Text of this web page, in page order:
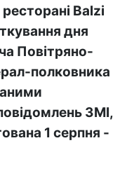
Balzi
дня
Повітряно-
полковника
ЗМІ,
1 серпня -